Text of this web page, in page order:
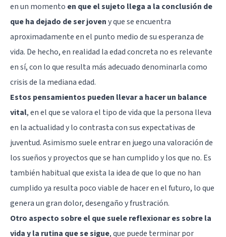
en un momento en que el sujeto llega a la conclusión de
que ha dejado de ser joveny que se encuentra
aproximadamente en el punto medio de su esperanza de
vida. De hecho, en realidad la edad concreta no es relevante
en sí, con lo que resulta más adecuado denominarla como
crisis de la mediana edad.
Estos pensamientos pueden llevar a hacer un balance
vital, en el que se valora el tipo de vida que la persona lleva
en la actualidad y lo contrasta con sus expectativas de
juventud. Asimismo suele entrar en juego una valoración de
los sueños y proyectos que se han cumplido y los que no. Es
también habitual que exista la idea de que lo que no han
cumplido ya resulta poco viable de hacer en el futuro, lo que
genera un gran dolor, desengaño y frustración.
Otro aspecto sobre el que suele reflexionar es sobre la
vida y la rutina que se sigue, que puede terminar por